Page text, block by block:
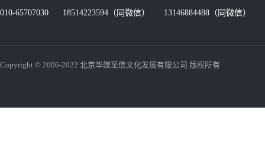
010-65707030 18514223594（同微信） 13146884488（同微信）
Copyright © 2006-2022 北京华媒至信文化发展有限公司 版权所有